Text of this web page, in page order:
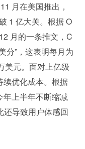
月在美国推出，
1 亿大关。根据 O
月的一条推文，C
分”，这表明每月为
美元。面对上亿级
续优化成本。根据
年上半年不断缩减
还导致用户体感回